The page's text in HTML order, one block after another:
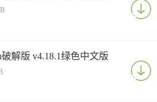
解版 v4.18.1绿色中文版